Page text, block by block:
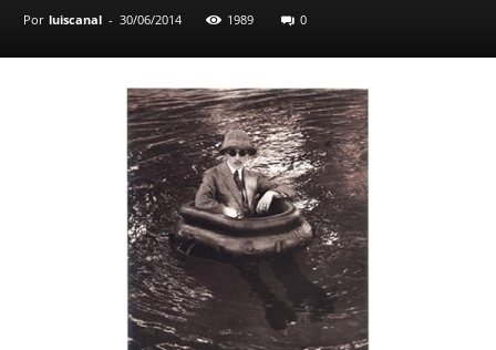
Por luiscanal - 30/06/2014 1989 0